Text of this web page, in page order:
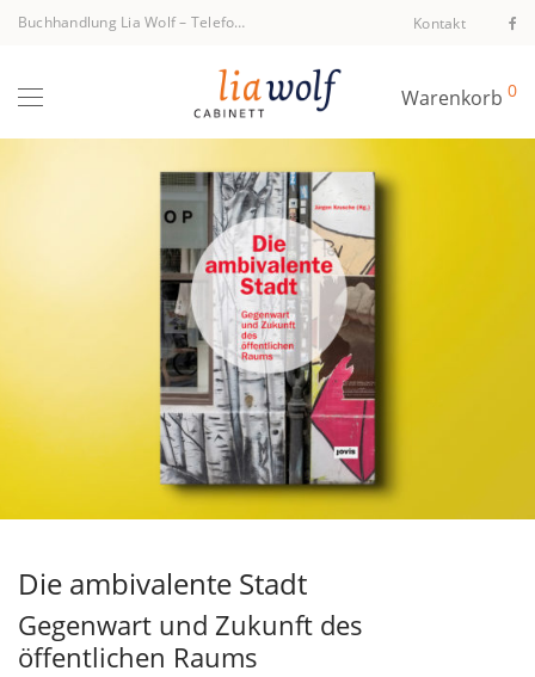
Buchhandlung Lia Wolf– Telefon +43 1 512 40 94 Kontakt
Warenkorb 0
Die ambivalente Stadt
Gegenwart und Zukunft des
öffentlichen Raums